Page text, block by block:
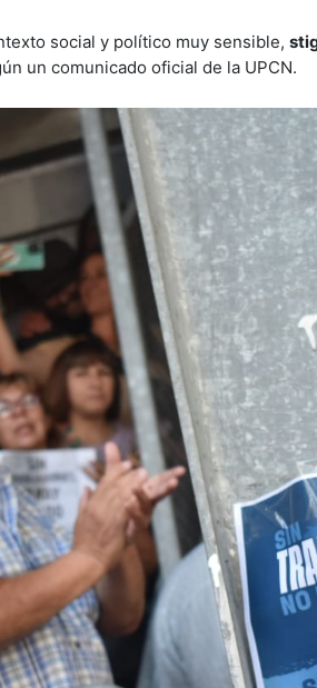
social y político muy sensible,
un comunicado oficial de la UPCN.